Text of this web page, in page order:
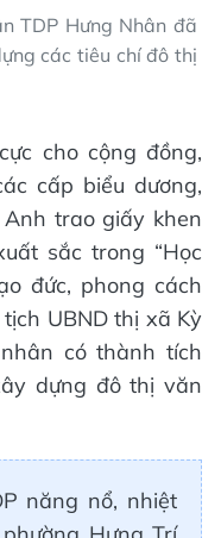
TDP Hưng Nhân đã
các tiêu chí đô thị
cho cộng đồng,
cấp biểu dương,
trao giấy khen
sắc trong “Học
đức, phong cách
UBND thị xã Kỳ
có thành tích
dựng đô thị văn
năng nổ, nhiệt